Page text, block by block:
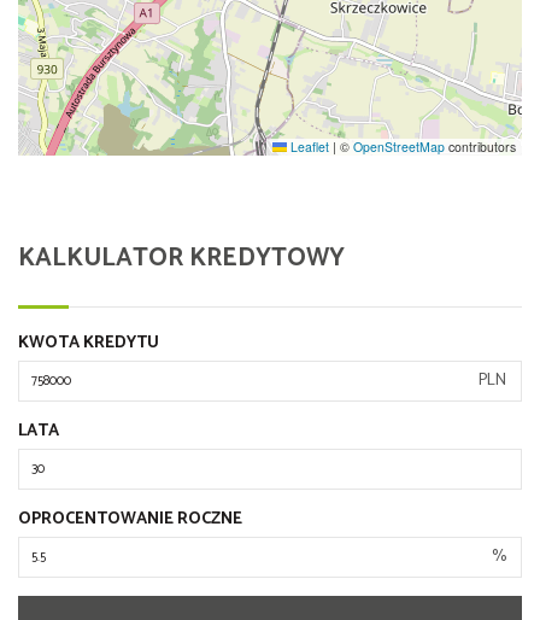
Leaflet | © OpenStreetMap contributors
KALKULATOR KREDYTOWY
KWOTA KREDYTU
PLN
LATA
OPROCENTOWANIE ROCZNE
%